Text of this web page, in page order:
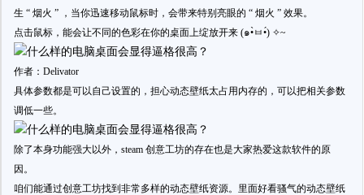
生 “ 烟火 ” ，当你迅速移动鼠标时，会带来特别亮眼的 “ 烟火 ” 效果。
点击鼠标，能会让不同的色彩在你的桌面上绽放开来 (๑•̀ㅂ•́) ✧~
作者：Delivator
具体参数都是可以自己设置的，担心动态壁纸太占用内存的，可以把相关参数
调低一些。
除了本身功能强大以外，steam 创意工坊的存在也是大家热爱这款软件的原
因。
咱们能通过创意工坊找到非常多样的动态壁纸资源。里面好看骚气的动态壁纸